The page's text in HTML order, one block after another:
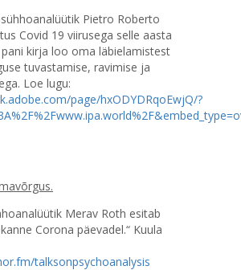
Pietro Roberto
Covid 19 viirusega selle aasta
kirja loo oma läbielamistest
tuvastamise, ravimise ja
Loe lugu:
page/hxODYDRqoEwjQ/?
Merav Roth esitab
Corona päevadel.“ Kuula
talksonpsychoanalysis